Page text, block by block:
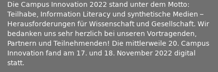
Die Campus Innovation 2022 stand unter dem Motto:
Teilhabe, Information Literacy und synthetische Medien –
Herausforderungen für Wissenschaft und Gesellschaft. Wir
bedanken uns sehr herzlich bei unseren Vortragenden,
Partnern und Teilnehmenden! Die mittlerweile 20. Campus
Innovation fand am 17. und 18. November 2022 digital
statt.